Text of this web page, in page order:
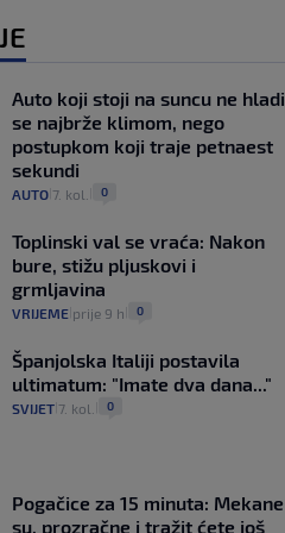
Auto koji stoji na suncu ne hladi
se najbrže klimom, nego
postupkom koji traje petnaest
sekundi
AUTO 7. kol. 0
Toplinski val se vraća: Nakon
bure, stižu pljuskovi i
grmljavina
VRIJEME prije 9 h 0
Španjolska Italiji postavila
ultimatum: "Imate dva dana..."
SVIJET 7. kol. 0
Pogačice za 15 minuta: Mekane
su, prozračne i tražit ćete još